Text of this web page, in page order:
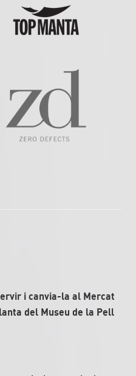
i canvia-la al Mercat
del Museu de la Pell